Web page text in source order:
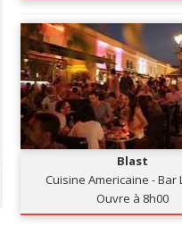
Blast
Cuisine Americaine - Bar
Ouvre à 8h00